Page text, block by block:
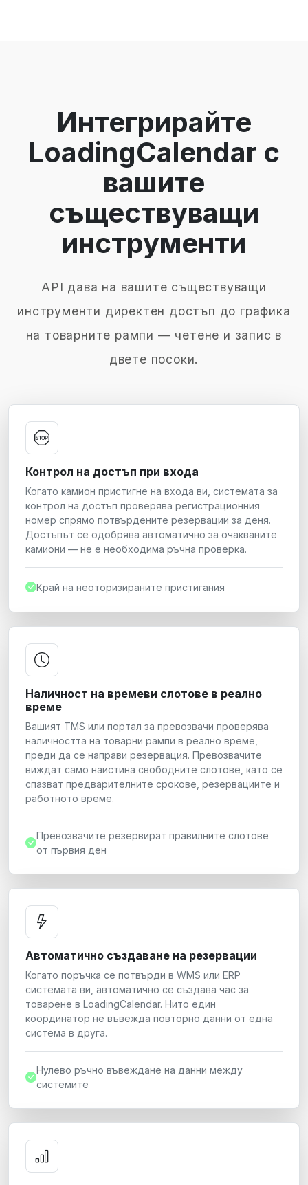
Интегрирайте
LoadingCalendar с
вашите
съществуващи
инструменти
API дава на вашите съществуващи
инструменти директен достъп до графика
на товарните рампи — четене и запис в
двете посоки.
Контрол на достъп при входа
Когато камион пристигне на входа ви, системата за
контрол на достъп проверява регистрационния
номер спрямо потвърдените резервации за деня.
Достъпът се одобрява автоматично за очакваните
камиони — не е необходима ръчна проверка.
Край на неоторизираните пристигания
Наличност на времеви слотове в реално
време
Вашият TMS или портал за превозвачи проверява
наличността на товарни рампи в реално време,
преди да се направи резервация. Превозвачите
виждат само наистина свободните слотове, като се
спазват предварителните срокове, резервациите и
работното време.
Превозвачите резервират правилните слотове
от първия ден
Автоматично създаване на резервации
Когато поръчка се потвърди в WMS или ERP
системата ви, автоматично се създава час за
товарене в LoadingCalendar. Нито един
координатор не въвежда повторно данни от една
система в друга.
Нулево ръчно въвеждане на данни между
системите